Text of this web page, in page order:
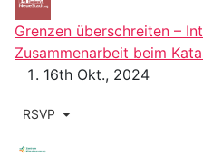
Grenzen überschreiten –
Zusammenarbeit beim
16th Okt., 2024
RSVP